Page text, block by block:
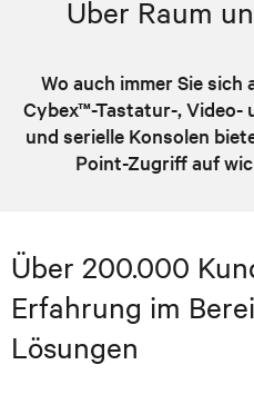
Über Raum
Wo auch immer Sie
Cybex™-Tastatur-, Video-
und serielle Konsolen
Point-Zugriff auf
Über 200.000
Erfahrung im
Lösungen